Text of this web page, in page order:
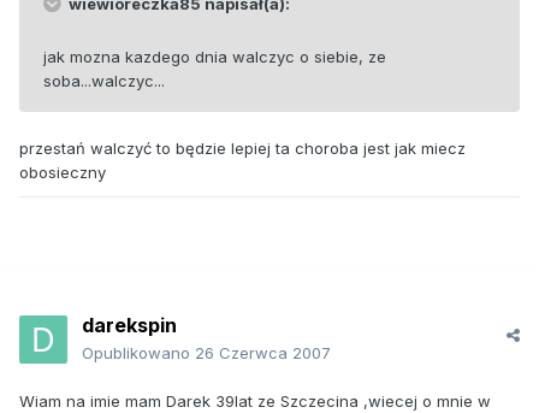
wiewioreczka85 napisał(a):
jak mozna kazdego dnia walczyc o siebie, ze
soba...walczyc...
przestań walczyć to będzie lepiej ta choroba jest jak miecz
obosieczny
darekspin
Opublikowano 26 Czerwca 2007
Wiam na imie mam Darek 39lat ze Szczecina ,wiecej o mnie w